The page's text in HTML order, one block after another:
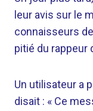
leur avis sur le
connaisseurs
pitié du rappeur
Un utilisateur a
disait : « Ce